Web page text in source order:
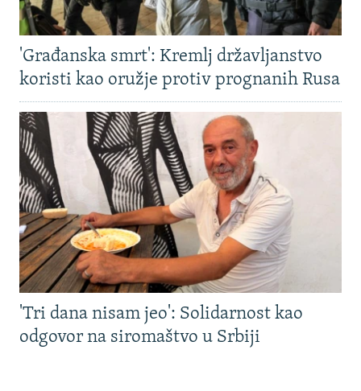
'Građanska smrt': Kremlj državljanstvo
koristi kao oružje protiv prognanih Rusa
'Tri dana nisam jeo': Solidarnost kao
odgovor na siromaštvo u Srbiji